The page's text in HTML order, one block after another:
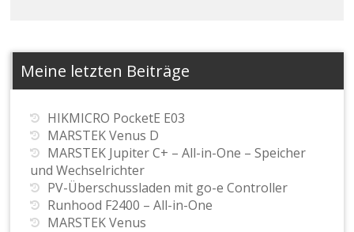
Meine letzten Beiträge
HIKMICRO PocketE E03
MARSTEK Venus D
MARSTEK Jupiter C+ – All-in-One – Speicher
und Wechselrichter
PV-Überschussladen mit go-e Controller
Runhood F2400 – All-in-One
MARSTEK Venus